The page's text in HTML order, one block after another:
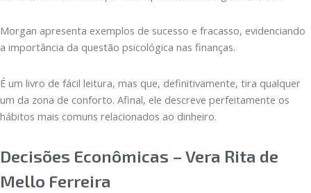
Morgan apresenta exemplos de sucesso e fracasso, evidenciando
a importância da questão psicológica nas finanças.
É um livro de fácil leitura, mas que, definitivamente, tira qualquer
um da zona de conforto. Afinal, ele descreve perfeitamente os
hábitos mais comuns relacionados ao dinheiro.
Decisões Econômicas – Vera Rita de
Mello Ferreira